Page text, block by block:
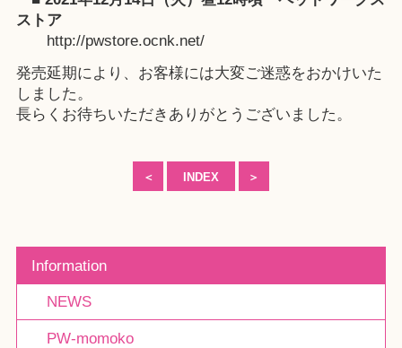
ストア
http://pwstore.ocnk.net/
発売延期により、お客様には大変ご迷惑をおかけいた
しました。
長らくお待ちいただきありがとうございました。
＜ INDEX ＞
Information
NEWS
PW-momoko